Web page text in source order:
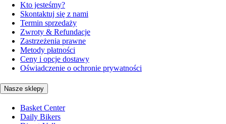
Kto jesteśmy?
Skontaktuj się z nami
Termin sprzedaży
Zwroty & Refundacje
Zastrzeżenia prawne
Metody płatności
Ceny i opcje dostawy
Oświadczenie o ochronie prywatności
Nasze sklepy
Basket Center
Daily Bikers